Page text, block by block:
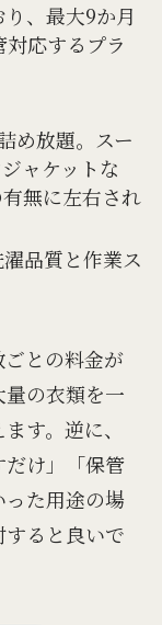
、最大9か月
応するプラ
め放題。スー
ャケットな
無に左右され
品質と作業ス
との料金が
の衣類を一
す。逆に、
だけ」「保管
た用途の場
ると良いで